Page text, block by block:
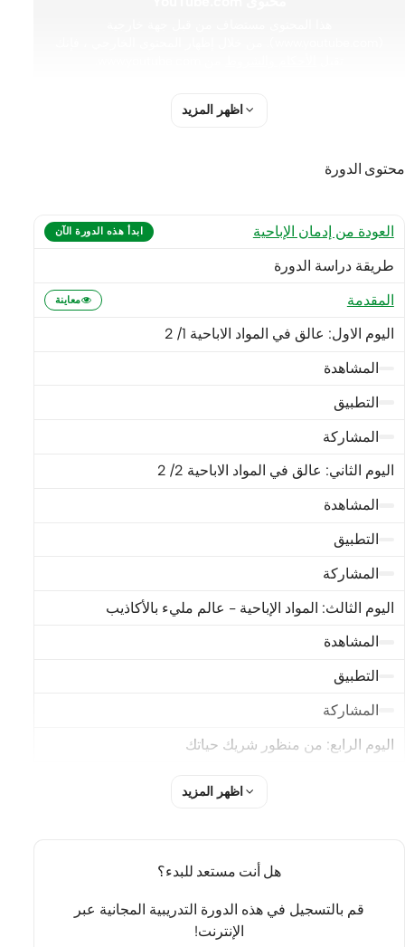
تحميل مرة واحدة
اظهر المزيد
محتوى الدورة
العودة من إدمان الإباحية ابدأ هذه الدورة الآن
طريقة دراسة الدورة
المقدمة
معاينة
اليوم الاول: عالق في المواد الاباحية 1/ 2
المشاهدة
التطبيق
المشاركة
اليوم الثاني: عالق في المواد الاباحية 2/ 2
المشاهدة
التطبيق
المشاركة
اليوم الثالث: المواد الإباحية - عالم مليء بالأكاذيب
المشاهدة
التطبيق
المشاركة
اليوم الرابع: من منظور شريك حياتك
اليوم الخامس: قوتك الخاصة
المشاهدة
اظهر المزيد
هل أنت مستعد للبدء؟
قم بالتسجيل في هذه الدورة التدريبية المجانية عبر
الإنترنت!